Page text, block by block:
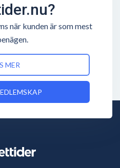
när kunden är som mest
MER